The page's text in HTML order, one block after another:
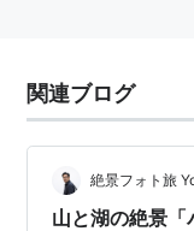
関連ブログ
絶景フォト旅
山と湖の絶景